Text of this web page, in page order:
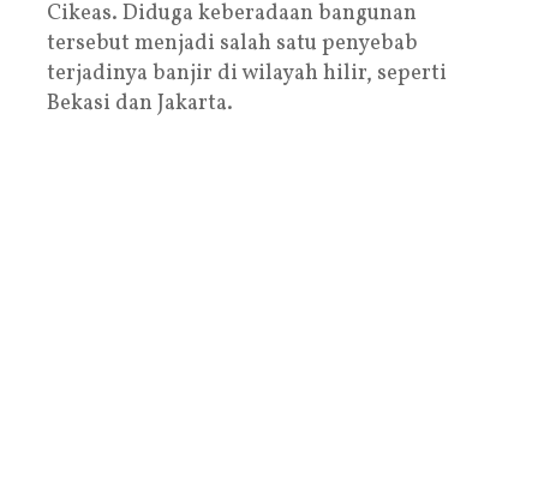
Cikeas. Diduga keberadaan bangunan
tersebut menjadi salah satu penyebab
terjadinya banjir di wilayah hilir, seperti
Bekasi dan Jakarta.